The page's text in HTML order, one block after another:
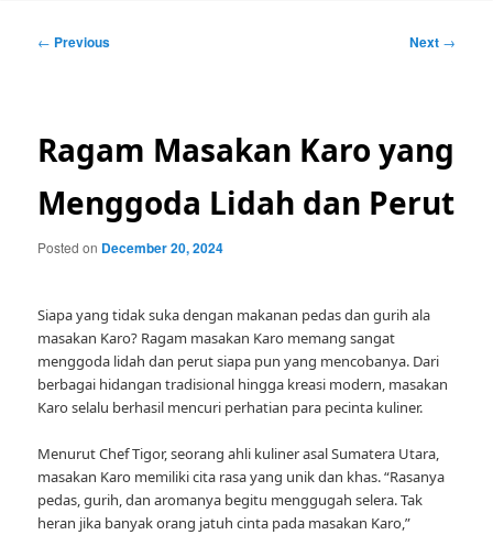
Post
← Previous Next →
Ragam Masakan Karo yang
Menggoda Lidah dan Perut
Posted on December 20, 2024
Siapa yang tidak suka dengan makanan pedas dan gurih ala
masakan Karo? Ragam masakan Karo memang sangat
menggoda lidah dan perut siapa pun yang mencobanya. Dari
berbagai hidangan tradisional hingga kreasi modern, masakan
Karo selalu berhasil mencuri perhatian para pecinta kuliner.
Menurut Chef Tigor, seorang ahli kuliner asal Sumatera Utara,
masakan Karo memiliki cita rasa yang unik dan khas. “Rasanya
pedas, gurih, dan aromanya begitu menggugah selera. Tak
heran jika banyak orang jatuh cinta pada masakan Karo,”